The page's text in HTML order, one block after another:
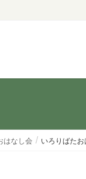
はなし会 いろりばた